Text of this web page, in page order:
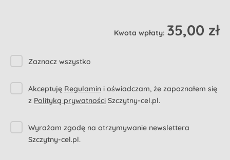
Kwota wpłaty: 35,00 zł
Zaznacz wszystko
Akceptuję Regulamin i oświadczam, że zapoznałem się
z Polityką prywatności Szczytny-cel.pl.
Wyrażam zgodę na otrzymywanie newslettera
Szczytny-cel.pl.